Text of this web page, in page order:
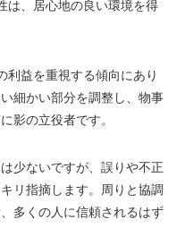
は、居心地の良い環境を得
利益を重視する傾向にあり
細かい部分を調整し、物事
影の立役者です。
少ないですが、誤りや不正
リ指摘します。周りと協調
多くの人に信頼されるはず